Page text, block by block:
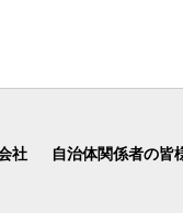
社 自治体関係者の皆